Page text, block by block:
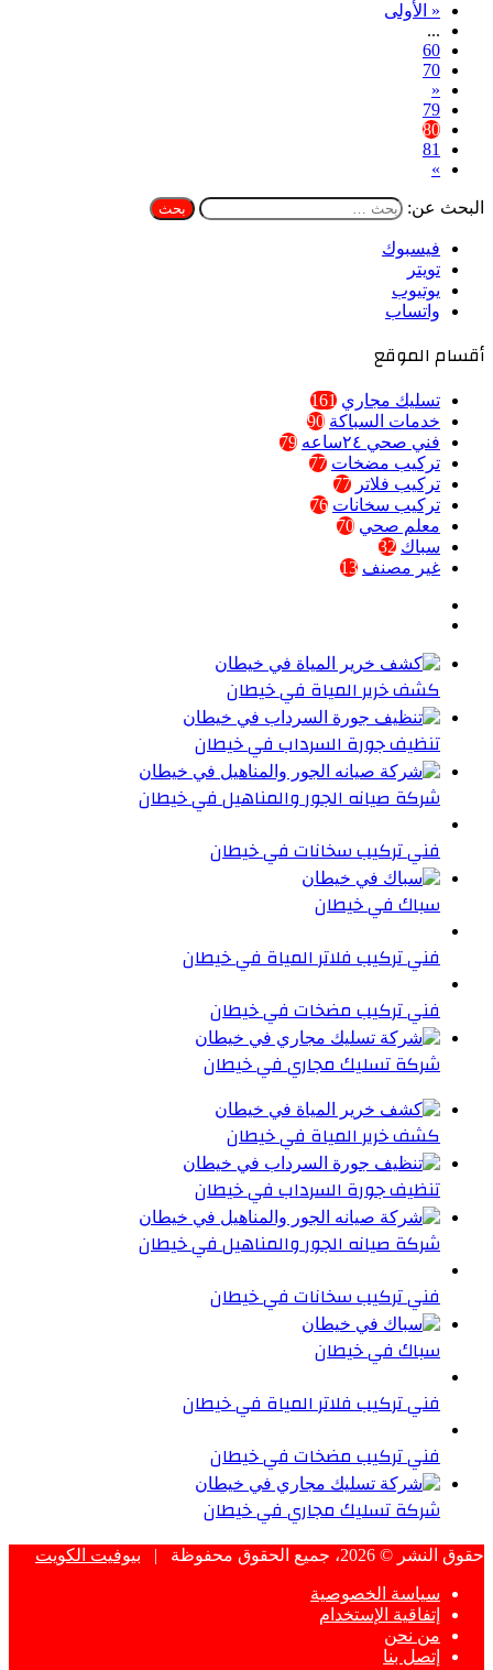
« الأولى
...
60
70
«
79
80
81
»
البحث عن:
فيسبوك
تويتر
يوتيوب
واتساب
أقسام الموقع
تسليك مجاري 161
خدمات السباكة 90
فني صحي ٢٤ساعه
79
تركيب مضخات 77
تركيب فلاتر 77
تركيب سخانات 76
معلم صحي 70
سباك 32
غير مصنف 13
كشف خرير المياة في خيطان
تنظيف جورة السرداب في خيطان
شركة صيانه الجور والمناهيل في خيطان
فني تركيب سخانات في خيطان
سباك في خيطان
فني تركيب فلاتر المياة في خيطان
فني تركيب مضخات في خيطان
شركة تسليك مجاري في خيطان
كشف خرير المياة في خيطان
تنظيف جورة السرداب في خيطان
شركة صيانه الجور والمناهيل في خيطان
فني تركيب سخانات في خيطان
سباك في خيطان
فني تركيب فلاتر المياة في خيطان
فني تركيب مضخات في خيطان
شركة تسليك مجاري في خيطان
حقوق النشر © 2026، جميع الحقوق محفوظة | بيوفيت الكويت
سياسة الخصوصية
إتفاقية الإستخدام
من نحن
إتصل بنا